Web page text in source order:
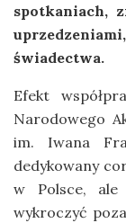
spotkaniach,
świadectwa.
Efekt
Narodowego
im. Iwana
dedykowany
w Polsce, ale
wykroczyć